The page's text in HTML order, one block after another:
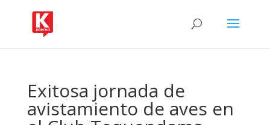
Exitosa jornada de
avistamiento de aves en